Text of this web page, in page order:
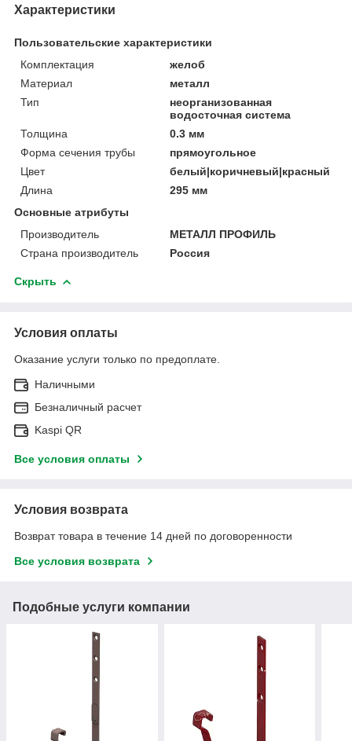
Характеристики
Пользовательские характеристики
Комплектация
желоб
Материал
металл
Тип
неорганизованная
водосточная система
Толщина
0.3 мм
Форма сечения трубы
прямоугольное
Цвет
белый|коричневый|красный
Длина
295 мм
Основные атрибуты
Производитель
МЕТАЛЛ ПРОФИЛЬ
Страна производитель
Россия
Скрыть
Условия оплаты
Оказание услуги только по предоплате.
Наличными
Безналичный расчет
Kaspi QR
Все условия оплаты
Условия возврата
Возврат товара в течение 14 дней по договоренности
Все условия возврата
Подобные услуги компании